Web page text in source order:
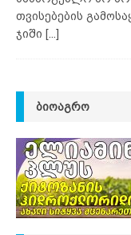
თვისებების
ჯიში [...]
ᲑᲘᲝᲐᲒᲠᲝ